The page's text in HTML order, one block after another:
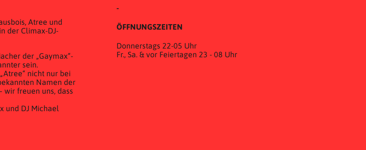
Atree und
der Climax-DJ-
der „Gaymax“-
sein.
nicht nur bei
Namen der
wir freuen uns, dass
und DJ Michael
-
ÖFFNUNGSZEITEN
Donnerstags 22-05 Uhr
Fr., Sa. & vor Feiertagen 23 - 08 Uhr